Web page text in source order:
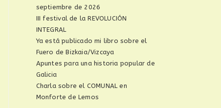
septiembre de 2026
III festival de la REVOLUCIÓN
INTEGRAL
Ya está publicado mi libro sobre el
Fuero de Bizkaia/Vizcaya
Apuntes para una historia popular de
Galicia
Charla sobre el COMUNAL en
Monforte de Lemos